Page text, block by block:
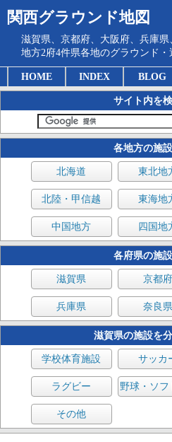
関西グラウンド地図
滋賀県、京都府、大阪府、兵庫
地方2府4件県各地のグラウンド・
HOME INDEX BLOG
サイト内を
各地方の施
北海道 東北地
北陸・甲信越 東海地
中国地方 四国地
各府県の施
滋賀県 京都府
兵庫県 奈良県
滋賀県の施設を
学校体育施設 サッカ
ラグビー
その他